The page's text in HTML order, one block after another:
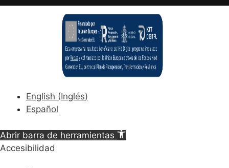
English (Inglés)
Español
Abrir barra de herramientas
Accesibilidad